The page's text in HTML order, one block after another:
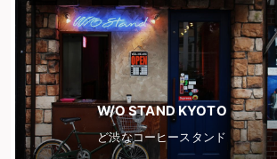
W/O STAND KYOTO
ど渋なコーヒースタンド